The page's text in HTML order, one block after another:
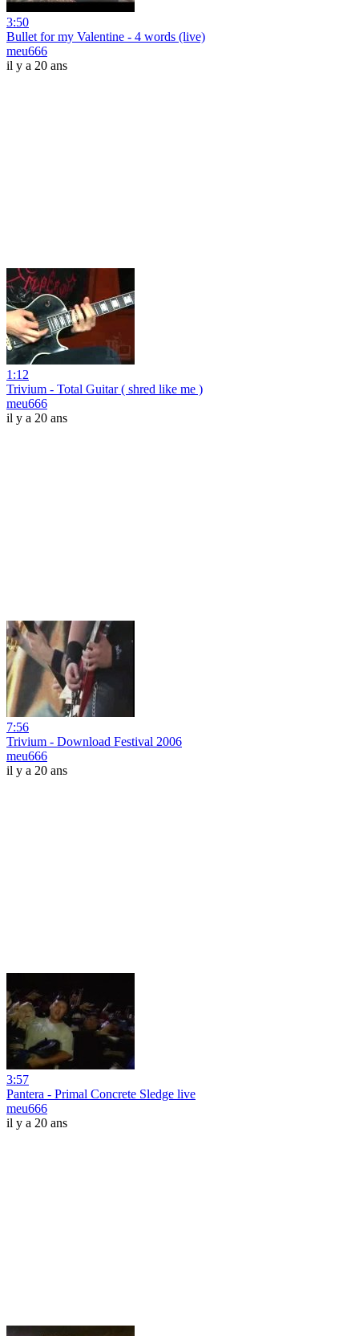
3:50
Bullet for my Valentine - 4 words (live)
meu666
il y a 20 ans
1:12
Trivium - Total Guitar ( shred like me )
meu666
il y a 20 ans
7:56
Trivium - Download Festival 2006
meu666
il y a 20 ans
3:57
Pantera - Primal Concrete Sledge live
meu666
il y a 20 ans